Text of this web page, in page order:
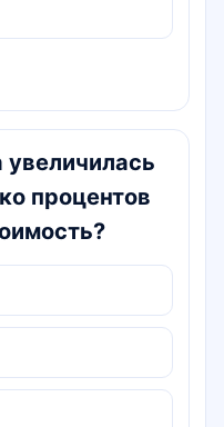
увеличилась
процентов